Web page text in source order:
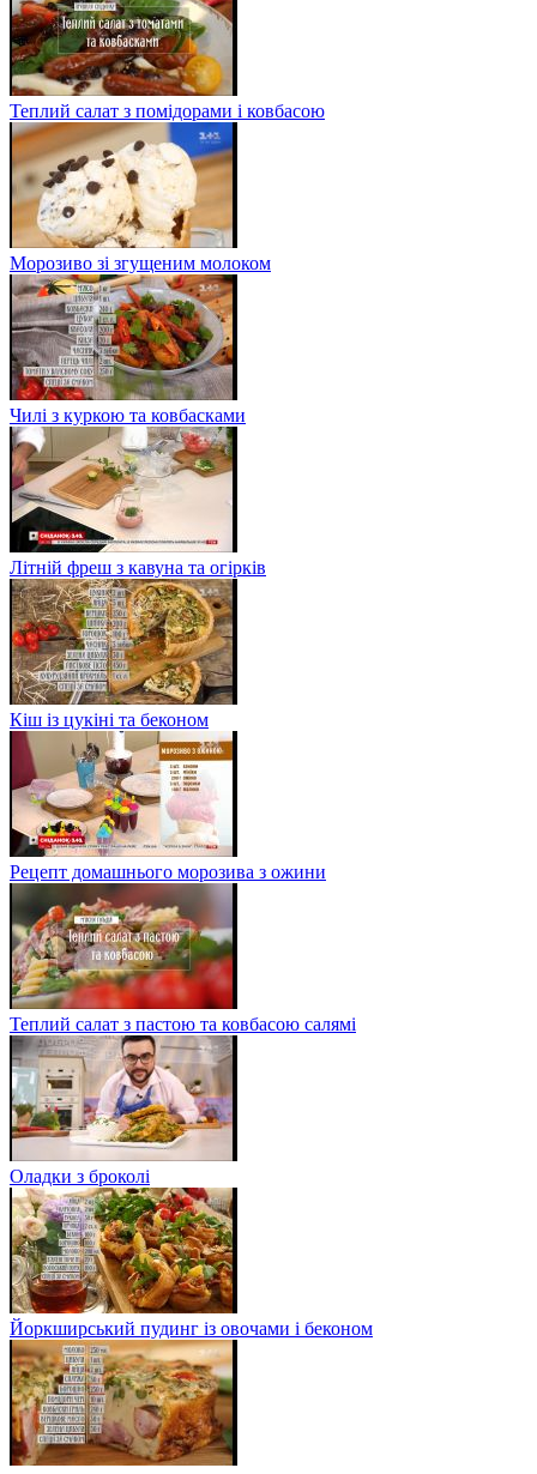
Теплий салат з помідорами і ковбасою
Морозиво зі згущеним молоком
Чилі з куркою та ковбасками
Літній фреш з кавуна та огірків
Кіш із цукіні та беконом
Рецепт домашнього морозива з ожини
Теплий салат з пастою та ковбасою салямі
Оладки з броколі
Йоркширський пудинг із овочами і беконом